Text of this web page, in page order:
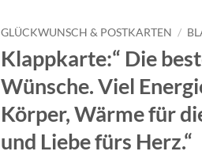
GLÜCKWUNSCH & POSTKARTEN /
Klappkarte:“ Die
Wünsche. Viel
Körper, Wärme für
und Liebe fürs Herz.“